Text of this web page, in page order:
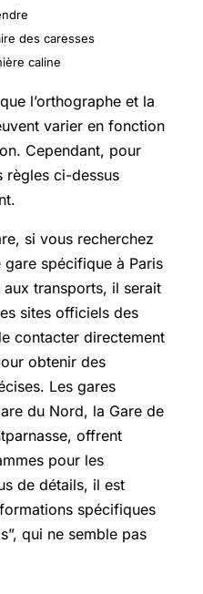
des caresses
caline
l’orthographe et la
varier en fonction
Cependant, pour
règles ci-dessus
si vous recherchez
spécifique à Paris
transports, il serait
sites officiels des
contacter directement
obtenir des
Les gares
du Nord, la Gare de
offrent
pour les
de détails, il est
spécifiques
qui ne semble pas